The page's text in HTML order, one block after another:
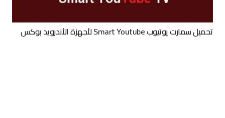
تحميل سمارت يوتيوب Smart Youtube لأجهزة الأندرويد بوكس